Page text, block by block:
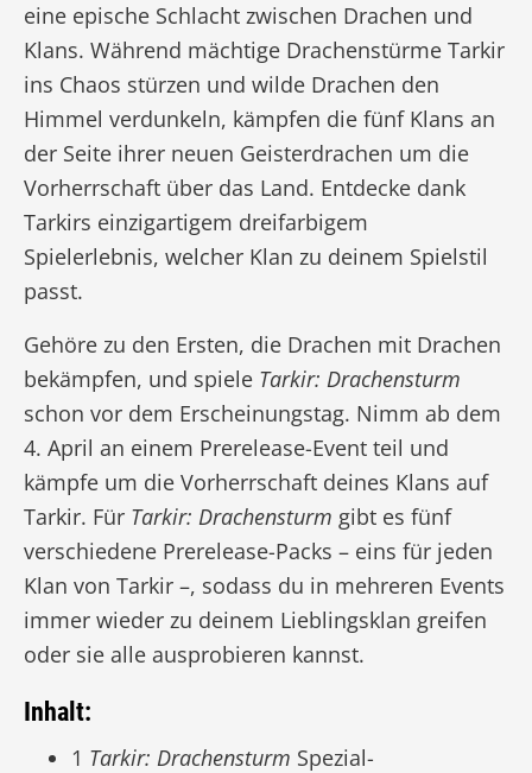
eine epische Schlacht zwischen Drachen und
Klans. Während mächtige Drachenstürme Tarkir
ins Chaos stürzen und wilde Drachen den
Himmel verdunkeln, kämpfen die fünf Klans an
der Seite ihrer neuen Geisterdrachen um die
Vorherrschaft über das Land. Entdecke dank
Tarkirs einzigartigem dreifarbigem
Spielerlebnis, welcher Klan zu deinem Spielstil
passt.
Gehöre zu den Ersten, die Drachen mit Drachen
bekämpfen, und spiele Tarkir: Drachensturm
schon vor dem Erscheinungstag. Nimm ab dem
4. April an einem Prerelease-Event teil und
kämpfe um die Vorherrschaft deines Klans auf
Tarkir. Für Tarkir: Drachensturm gibt es fünf
verschiedene Prerelease-Packs – eins für jeden
Klan von Tarkir –, sodass du in mehreren Events
immer wieder zu deinem Lieblingsklan greifen
oder sie alle ausprobieren kannst.
Inhalt:
1 Tarkir: Drachensturm Spezial-